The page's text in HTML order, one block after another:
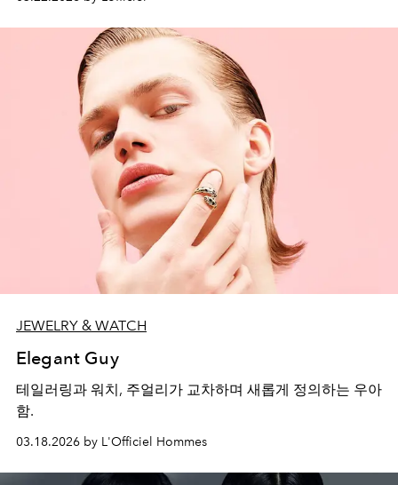
JEWELRY & WATCH
Elegant Guy
테일러링과 워치, 주얼리가 교차하며 새롭게 정의하는 우아
함.
03.18.2026 by L'Officiel Hommes